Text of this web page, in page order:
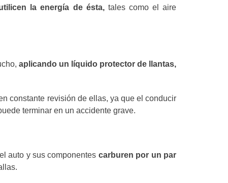
la energía de ésta,tales como el aire
aplicando un líquido protector de llantas,
constante revisión de ellas, ya que el conducir
terminar en un accidente grave.
auto y sus componentes carburen por un par